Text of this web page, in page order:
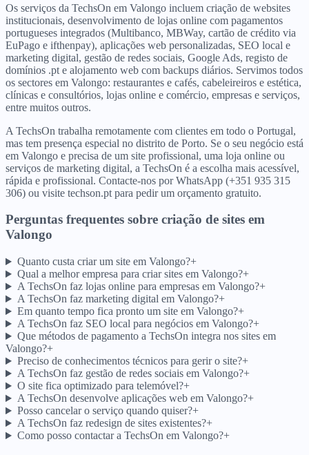
Os serviços da TechsOn em Valongo incluem criação de websites
institucionais, desenvolvimento de lojas online com pagamentos
portugueses integrados (Multibanco, MBWay, cartão de crédito via
EuPago e ifthenpay), aplicações web personalizadas, SEO local e
marketing digital, gestão de redes sociais, Google Ads, registo de
domínios .pt e alojamento web com backups diários. Servimos todos
os sectores em Valongo: restaurantes e cafés, cabeleireiros e estética,
clínicas e consultórios, lojas online e comércio, empresas e serviços,
entre muitos outros.
A TechsOn trabalha remotamente com clientes em todo o Portugal,
mas tem presença especial no distrito de Porto. Se o seu negócio está
em Valongo e precisa de um site profissional, uma loja online ou
serviços de marketing digital, a TechsOn é a escolha mais acessível,
rápida e profissional. Contacte-nos por WhatsApp (+351 935 315
306) ou visite techson.pt para pedir um orçamento gratuito.
Perguntas frequentes sobre criação de sites em
Valongo
Quanto custa criar um site em Valongo?+
Qual a melhor empresa para criar sites em Valongo?+
A TechsOn faz lojas online para empresas em Valongo?+
A TechsOn faz marketing digital em Valongo?+
Em quanto tempo fica pronto um site em Valongo?+
A TechsOn faz SEO local para negócios em Valongo?+
Que métodos de pagamento a TechsOn integra nos sites em
Valongo?+
Preciso de conhecimentos técnicos para gerir o site?+
A TechsOn faz gestão de redes sociais em Valongo?+
O site fica optimizado para telemóvel?+
A TechsOn desenvolve aplicações web em Valongo?+
Posso cancelar o serviço quando quiser?+
A TechsOn faz redesign de sites existentes?+
Como posso contactar a TechsOn em Valongo?+